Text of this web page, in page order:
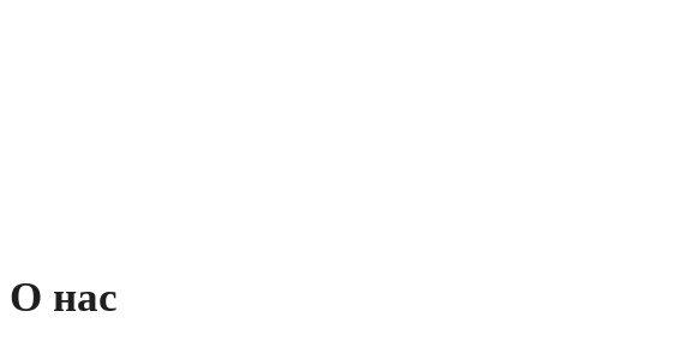
О нас